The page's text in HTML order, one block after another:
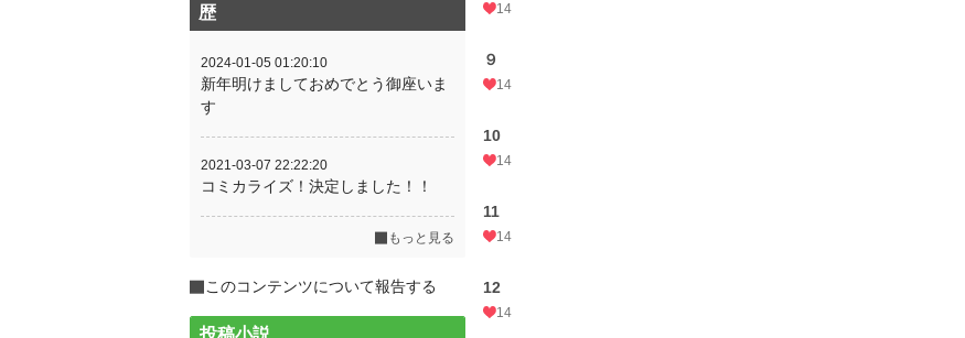
14
９
14
10
14
11
14
12
14
歴
2024-01-05 01:20:10
新年明けましておめでとう御座いま
す
2021-03-07 22:22:20
コミカライズ！決定しました！！
もっと見る
このコンテンツについて報告する
投稿小説